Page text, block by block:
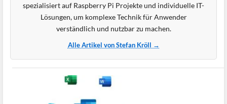
spezialisiert auf Raspberry Pi Projekte und individuelle IT-
Lösungen, um komplexe Technik für Anwender
verständlich und nutzbar zu machen.
Alle Artikel von Stefan Kröll →